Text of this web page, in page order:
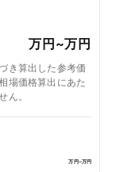
万円~万円
き算出した参考価
場価格算出にあた
ん。
万円~万円